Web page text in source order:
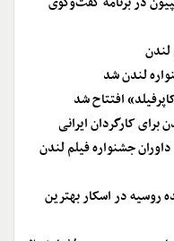
لندن شد
افتتاح شد
برای کارگردان ایرانی
جشنواره فیلم لندن
روسیه در اسکار بهترین